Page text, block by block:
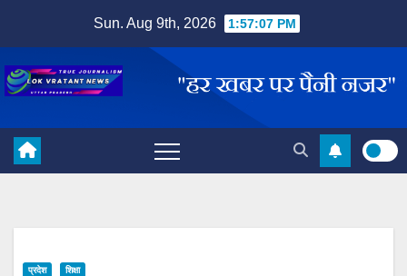
content
Sun. Aug 9th, 2026 1:57:08 PM
प्रदेश शिक्षा